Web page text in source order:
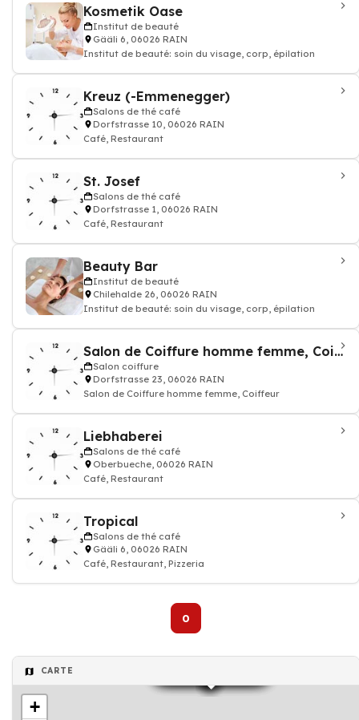
Kosmetik Oase
Institut de beauté
Gääli 6, 06026 RAIN
Institut de beauté: soin du visage, corp, épilation
Kreuz (-Emmenegger)
Salons de thé café
Dorfstrasse 10, 06026 RAIN
Café, Restaurant
St. Josef
Salons de thé café
Dorfstrasse 1, 06026 RAIN
Café, Restaurant
Beauty Bar
Institut de beauté
Chilehalde 26, 06026 RAIN
Institut de beauté: soin du visage, corp, épilation
Salon de Coiffure homme femme, Coiffeur Oase
Salon coiffure
Dorfstrasse 23, 06026 RAIN
Salon de Coiffure homme femme, Coiffeur
Liebhaberei
Salons de thé café
Oberbueche, 06026 RAIN
Café, Restaurant
Tropical
Salons de thé café
Gääli 6, 06026 RAIN
Café, Restaurant, Pizzeria
0
CARTE
+